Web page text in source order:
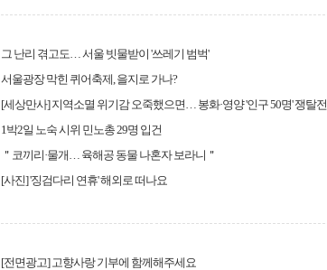
그 난리 겪고도… 서울 빗물받이 '쓰레기 범벅'
서울광장 막힌 퀴어축제, 을지로 가나?
[세상만사] 지역소멸 위기감 오죽했으면… 봉화·영양 '인구 50명' 쟁탈전
1박2일 노숙 시위 민노총 29명 입건
＂코끼리·물개… 육해공 동물 나혼자 보라니＂
[사진] '징검다리 연휴' 해외로 떠나요
[전면광고] 고향사랑 기부에 함께해주세요